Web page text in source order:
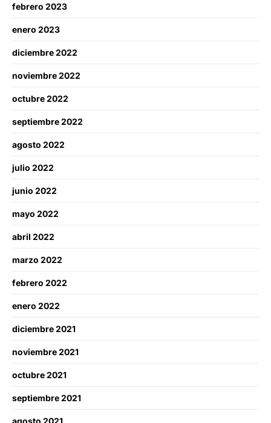
febrero 2023
enero 2023
diciembre 2022
noviembre 2022
octubre 2022
septiembre 2022
agosto 2022
julio 2022
junio 2022
mayo 2022
abril 2022
marzo 2022
febrero 2022
enero 2022
diciembre 2021
noviembre 2021
octubre 2021
septiembre 2021
agosto 2021